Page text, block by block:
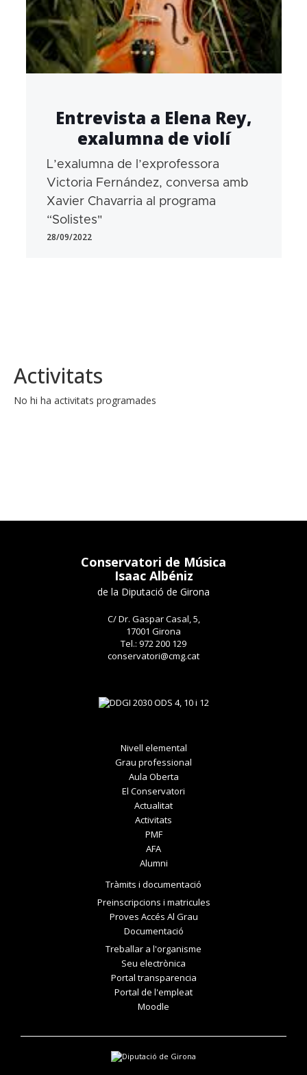
Entrevista a Elena Rey,
exalumna de violí
L’exalumna de l’exprofessora
Victoria Fernández, conversa amb
Xavier Chavarria al programa
“Solistes"
28/09/2022
Activitats
No hi ha activitats programades
Conservatori de Música
Isaac Albéniz
de la Diputació de Girona
C/ Dr. Gaspar Casal, 5,
17001 Girona
Tel.: 972 200 129
conservatori@cmg.cat
Nivell elemental
Grau professional
Aula Oberta
El Conservatori
Actualitat
Activitats
PMF
AFA
Alumni
Tràmits i documentació
Preinscripcions i matricules
Proves Accés Al Grau
Documentació
Treballar a l'organisme
Seu electrònica
Portal transparencia
Portal de l'empleat
Moodle